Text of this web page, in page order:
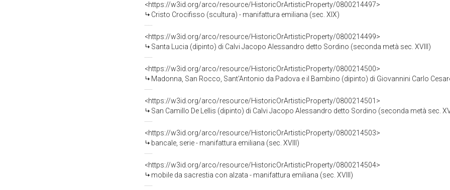
<https://w3id.org/arco/resource/HistoricOrArtisticProperty/0800214497>
Cristo Crocifisso (scultura) - manifattura emiliana (sec. XIX)
<https://w3id.org/arco/resource/HistoricOrArtisticProperty/0800214499>
Santa Lucia (dipinto) di Calvi Jacopo Alessandro detto Sordino (seconda metà sec. XVIII)
<https://w3id.org/arco/resource/HistoricOrArtisticProperty/0800214500>
Madonna, San Rocco, Sant'Antonio da Padova e il Bambino (dipinto) di Giovannini Carlo
<https://w3id.org/arco/resource/HistoricOrArtisticProperty/0800214501>
San Camillo De Lellis (dipinto) di Calvi Jacopo Alessandro detto Sordino (seconda metà sec.
<https://w3id.org/arco/resource/HistoricOrArtisticProperty/0800214503>
bancale, serie - manifattura emiliana (sec. XVIII)
<https://w3id.org/arco/resource/HistoricOrArtisticProperty/0800214504>
mobile da sacrestia con alzata - manifattura emiliana (sec. XVIII)